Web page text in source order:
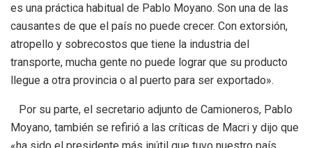
es una práctica habitual de Pablo Moyano. Son una de las
causantes de que el país no puede crecer. Con extorsión,
atropello y sobrecostos que tiene la industria del
transporte, mucha gente no puede lograr que su producto
llegue a otra provincia o al puerto para ser exportado».
Por su parte, el secretario adjunto de Camioneros, Pablo
Moyano, también se refirió a las críticas de Macri y dijo que